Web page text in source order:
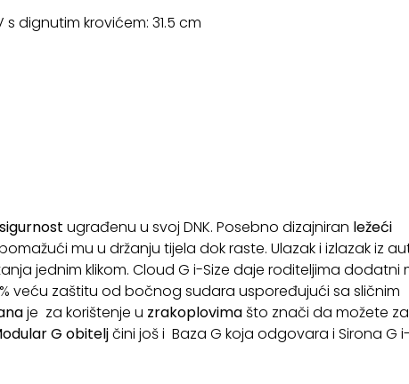
s dignutim krovićem: 31.5 cm
sigurnost ugrađenu u svoj DNK. Posebno dizajniran ležeći
mu u držanju tijela dok raste. Ulazak i izlazak iz
jednim klikom. Cloud G i-Size daje roditeljima dodatni
veću zaštitu od bočnog sudara uspoređujući sa sličnim
je za korištenje u zrakoplovimašto znači da možete
G obiteljčini još i Baza G koja odgovara i Sirona G